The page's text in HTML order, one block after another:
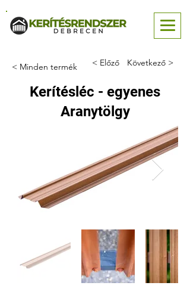
< Minden termék < Előző Következő >
Kerítésléc - egyenes
Aranytölgy